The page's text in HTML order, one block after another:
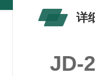
详
JD-